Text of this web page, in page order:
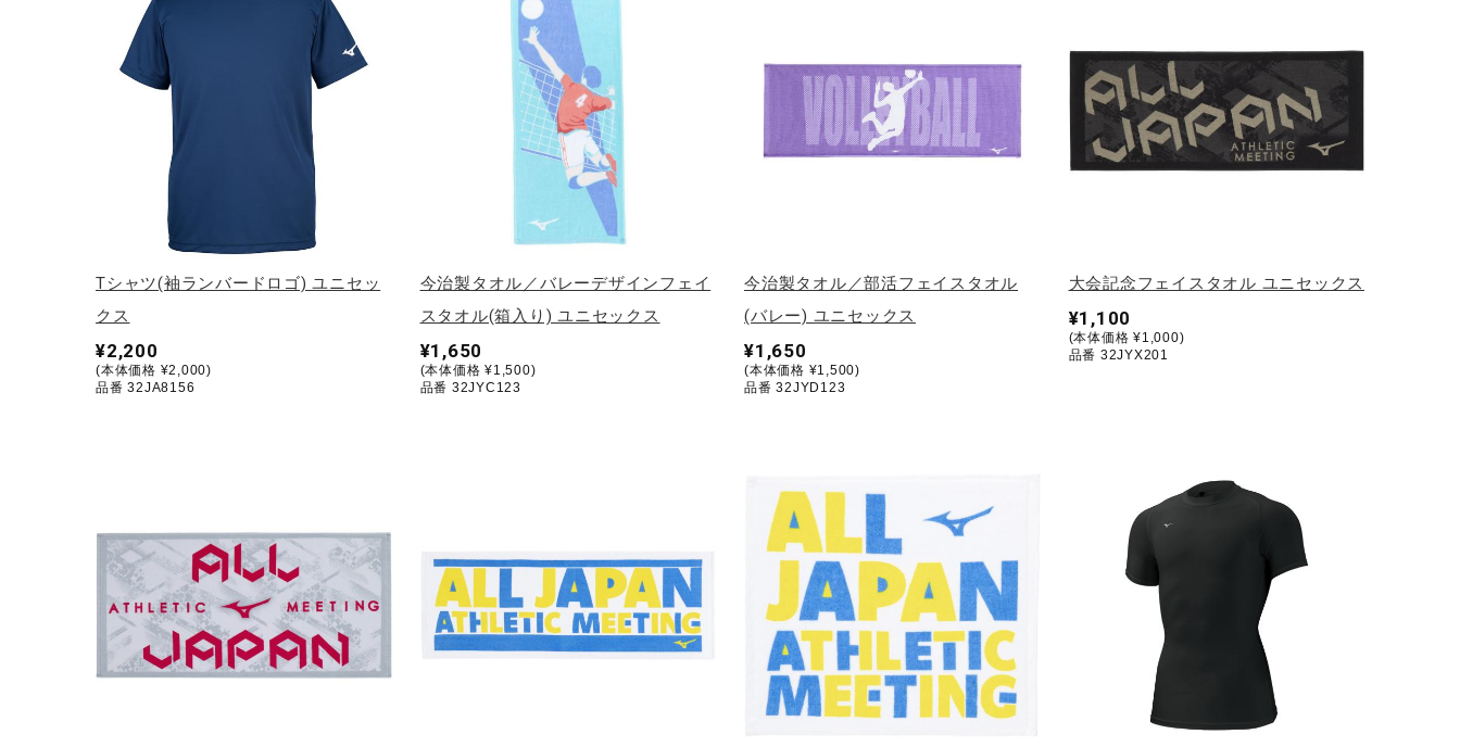
ジュニア／キッズ
メディカル
コラボ／ライセンス
Tシャツ(袖ランバードロゴ) ユニセッ
クス
¥2,200
(本体価格 ¥2,000)
品番 32JA8156
今治製タオル／バレーデザインフェイ
スタオル(箱入り) ユニセックス
¥1,650
(本体価格 ¥1,500)
品番 32JYC123
今治製タオル／部活フェイスタオル
(バレー) ユニセックス
¥1,650
(本体価格 ¥1,500)
品番 32JYD123
大会記念フェイスタオル ユニセックス
¥1,100
(本体価格 ¥1,000)
品番 32JYX201